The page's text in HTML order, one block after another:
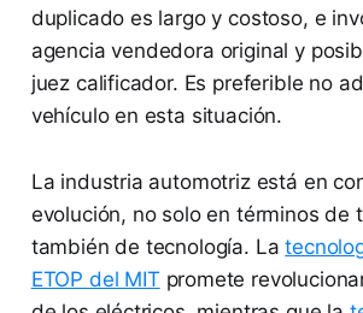
duplicado es largo y costoso, e
agencia vendedora original y
juez calificador. Es preferible no
vehículo en esta situación.
La industria automotriz está en
evolución, no solo en términos de
también de tecnología. La
ETOP del MIT promete